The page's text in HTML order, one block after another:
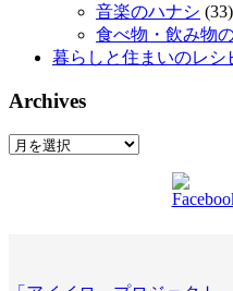
音楽のハナシ (33)
食べ物・飲み物
暮らしと住まいのレシ
Archives
Archives